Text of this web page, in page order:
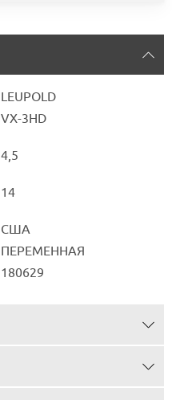
LEUPOLD
VX-3HD
4,5
14
США
ПЕРЕМЕННАЯ
180629